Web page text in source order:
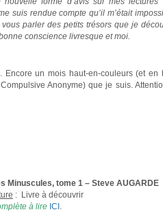
suis rendue compte qu’il m’était
parler des petits trésors que je
conscience livresque et moi.
. Encore un mois haut-en-couleurs (et en
Anonyme) que je suis.
Minuscules, tome 1 – Steve AUGARDE
: Livre à découvrir
à lire ICI .